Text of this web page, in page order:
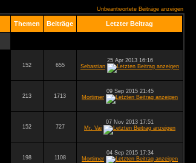
Unbeantwortete Beiträge anzeigen
Themen Beiträge Letzter Beitrag
152 655
25 Apr 2013 16:16
Sebastian
213 1713
09 Sep 2015 21:45
Mortimer
152 727
07 Nov 2013 17:51
Mr. Vai
198 1108
04 Sep 2015 17:34
Mortimer